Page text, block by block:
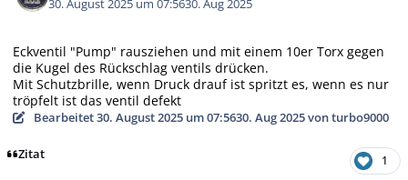
30. August 2025 um 07:5630. Aug 2025
Eckventil "Pump" rausziehen und mit einem 10er Torx gegen
die Kugel des Rückschlag ventils drücken.
Mit Schutzbrille, wenn Druck drauf ist spritzt es, wenn es nur
tröpfelt ist das ventil defekt
Bearbeitet30. August 2025 um 07:5630. Aug 2025von turbo9000
Zitat 1